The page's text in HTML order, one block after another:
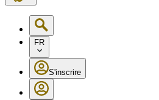
FR
S'inscrire